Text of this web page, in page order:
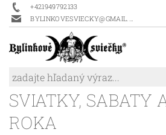
+421949792133
BYLINKOVESVIECKY@GMAIL.COM
SVIATKY, SABATY
ROKA